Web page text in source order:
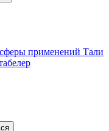
сферы применений Тали